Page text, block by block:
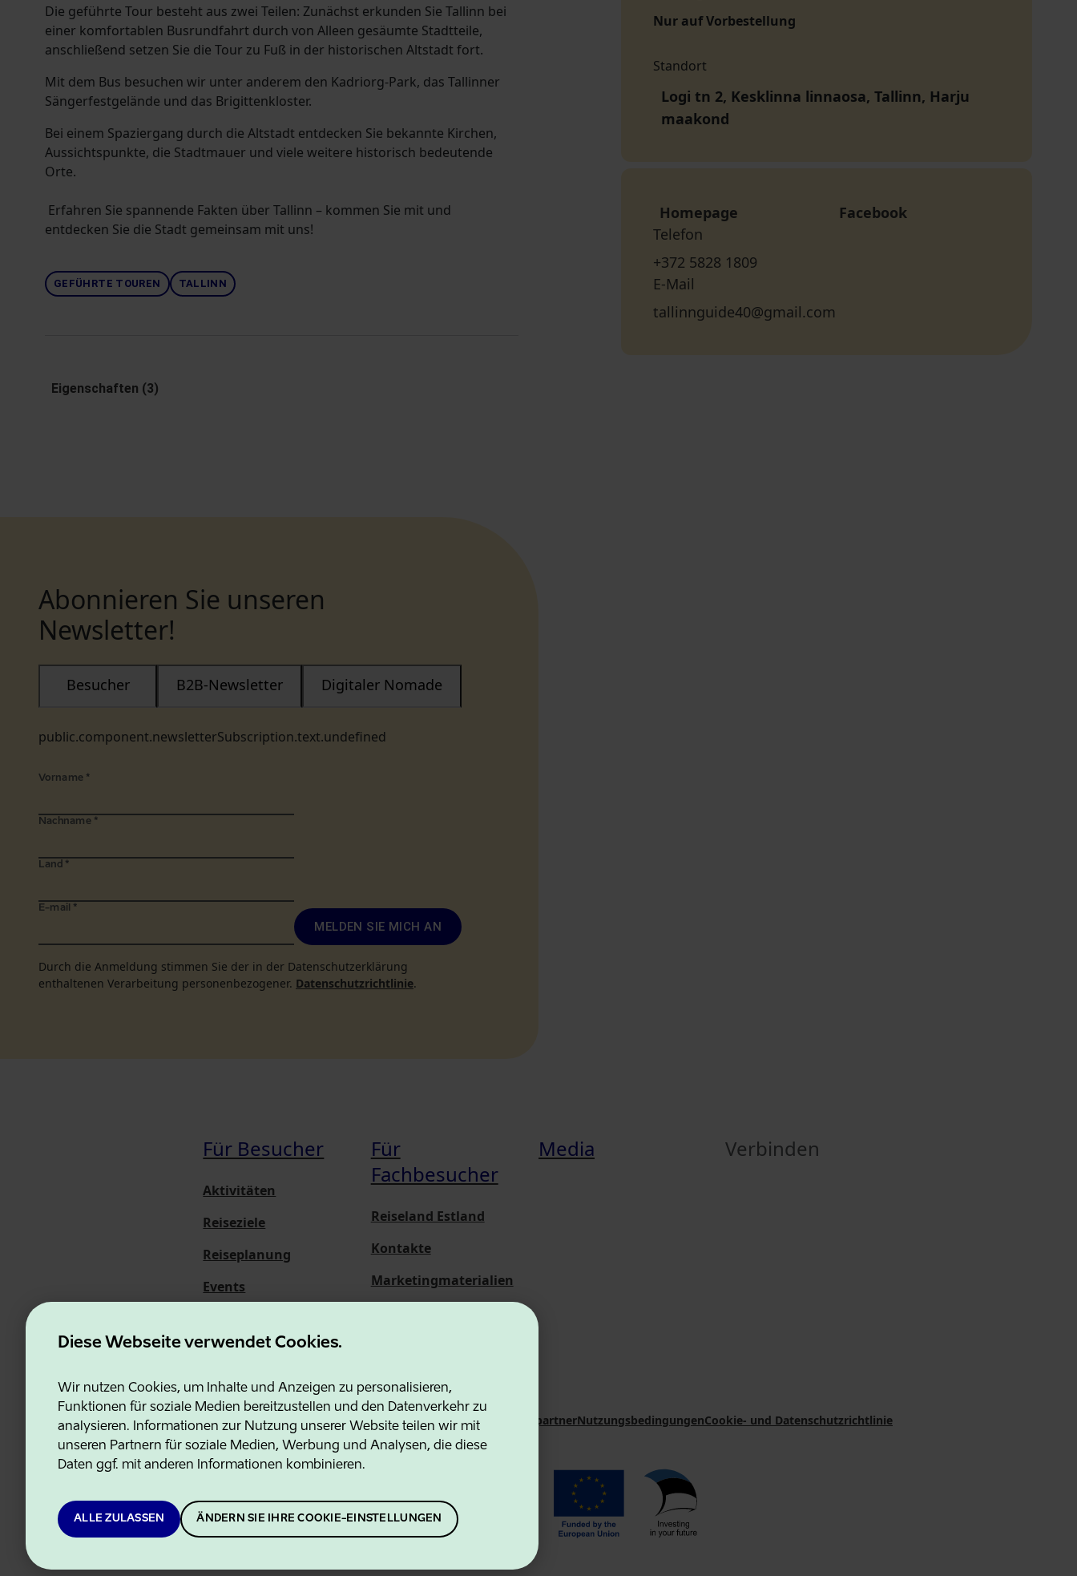
Diese Webseite verwendet Cookies.
Wir nutzen Cookies, um Inhalte und Anzeigen zu personalisieren,
Funktionen für soziale Medien bereitzustellen und den Datenverkehr zu
analysieren. Informationen zur Nutzung unserer Website teilen wir mit
unseren Partnern für soziale Medien, Werbung und Analysen, die diese
Daten ggf. mit anderen Informationen kombinieren.
ALLE ZULASSEN ÄNDERN SIE IHRE COOKIE-EINSTELLUNGEN
Die geführte Tour besteht aus zwei Teilen: Zunächst erkunden Sie Tallinn bei
einer komfortablen Busrundfahrt durch von Alleen gesäumte Stadtteile,
anschließend setzen Sie die Tour zu Fuß in der historischen Altstadt fort.
Mit dem Bus besuchen wir unter anderem den Kadriorg-Park, das Tallinner
Sängerfestgelände und das Brigittenkloster.
Bei einem Spaziergang durch die Altstadt entdecken Sie bekannte Kirchen,
Aussichtspunkte, die Stadtmauer und viele weitere historisch bedeutende
Orte.
Erfahren Sie spannende Fakten über Tallinn – kommen Sie mit und
entdecken Sie die Stadt gemeinsam mit uns!
GEFÜHRTE TOUREN TALLINN
Eigenschaften (3)
Nur auf Vorbestellung
Standort
Logi tn 2, Kesklinna linnaosa, Tallinn, Harju
maakond
Homepage
Facebook
Telefon
+372 5828 1809
E-Mail
tallinnguide40@gmail.com
Abonnieren Sie unseren
Newsletter!
public.component.newsletterSubscription.text.undefined
Besucher B2B-Newsletter Digitaler Nomade
Vorname *
Nachname *
Land *
E-mail *
MELDEN SIE MICH AN
Durch die Anmeldung stimmen Sie der in der Datenschutzerklärung
enthaltenen Verarbeitung personenbezogener. Datenschutzrichtlinie.
Für Besucher
Aktivitäten
Reiseziele
Reiseplanung
Events
Für
Fachbesucher
Reiseland Estland
Kontakte
Marketingmaterialien
Media Verbinden
Estonian Business and Innovation AgencyKontakte KooperationspartnerNutzungsbedingungenCookie- und Datenschutzrichtlinie